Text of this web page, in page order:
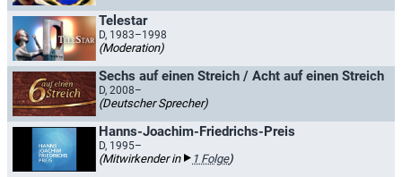
Telestar
D, 1983–1998
(Moderation)
Sechs auf einen Streich / Acht auf einen Streich
D, 2008–
(Deutscher Sprecher)
Hanns-Joachim-Friedrichs-Preis
D, 1995–
(Mitwirkender in 1 Folge)